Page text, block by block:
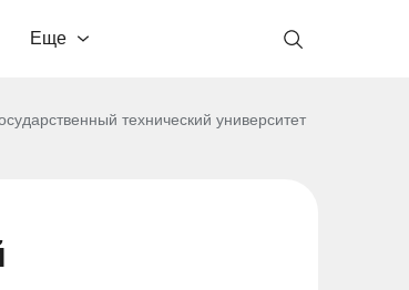
Еще
технический университет